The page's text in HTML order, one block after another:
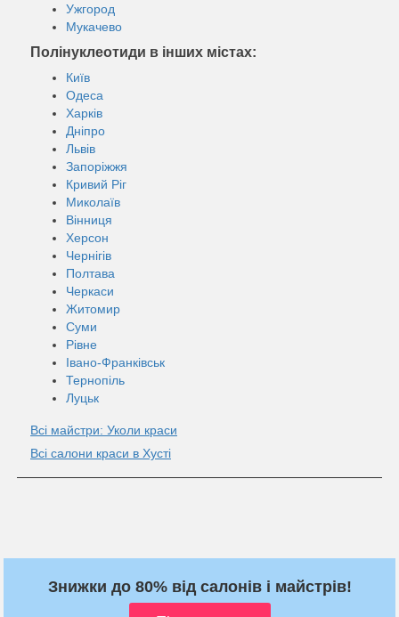
Ужгород
Мукачево
Полінуклеотиди в інших містах:
Київ
Одеса
Харків
Дніпро
Львів
Запоріжжя
Кривий Ріг
Миколаїв
Вінниця
Херсон
Чернігів
Полтава
Черкаси
Житомир
Суми
Рівне
Івано-Франківськ
Тернопіль
Луцьк
Всі майстри: Уколи краси
Всі салони краси в Хусті
Знижки до 80% від салонів і майстрів!